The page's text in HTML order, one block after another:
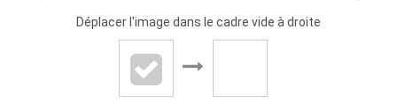
Déplacer l'image dans le cadre vide à droite